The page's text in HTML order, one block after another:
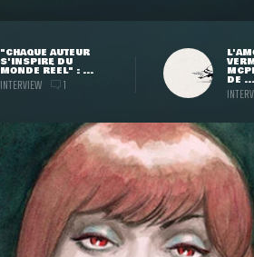
"CHAQUE AUTEUR
S'INSPIRE DU
MONDE RÉEL" : ...
INTERVIEW 1 DE ...